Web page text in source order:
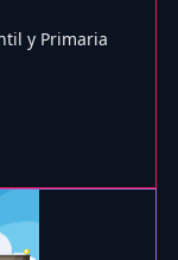
y Primaria